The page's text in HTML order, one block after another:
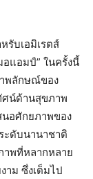
รับเอมิเรตส์
แอมป์” ในครั้งนี้
พลักษณ์ของ
ศน์ด้านสุขภาพ
นอศักยภาพของ
ะดับนานาชาติ
พที่หลากหลาย
าม ซึ่งเต็มไป